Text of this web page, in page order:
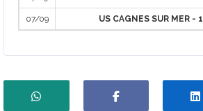
07/09 US CAGNES SUR MER - 1